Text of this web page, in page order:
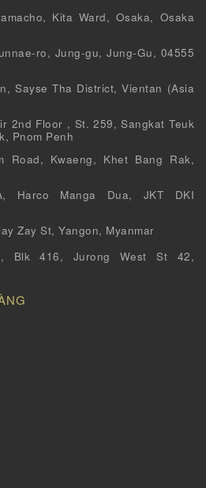
Kita Ward, Osaka, Osaka
ro, Jung-gu, Jung-Gu, 04555
Sayse Tha District, Vientan (Asia
2nd Floor , St. 259, Sangkat Teuk
Pnom Penh
Road, Kwaeng, Khet Bang Rak,
Harco Manga Dua, JKT DKI
Zay St, Yangon, Myanmar
Blk 416, Jurong West St 42,